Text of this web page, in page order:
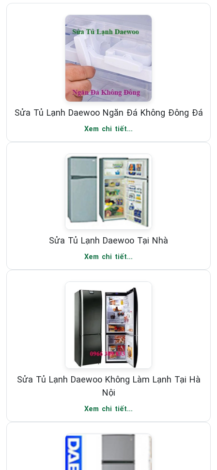
Sửa Tủ Lạnh Daewoo Ngăn Đá Không Đông Đá
Xem chi tiết...
Sửa Tủ Lạnh Daewoo Tại Nhà
Xem chi tiết...
Sửa Tủ Lạnh Daewoo Không Làm Lạnh Tại Hà
Nội
Xem chi tiết...